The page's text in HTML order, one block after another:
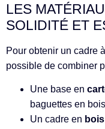
LES
SOLIDITÉ ET
Pour obtenir un cadre
possible de combiner
Une base en
baguettes en
Un cadre en